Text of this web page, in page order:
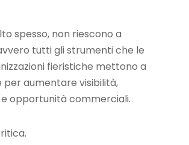
spesso, non riescono a
tutti gli strumenti che le
fieristiche mettono a
per aumentare visibilità,
opportunità commerciali.